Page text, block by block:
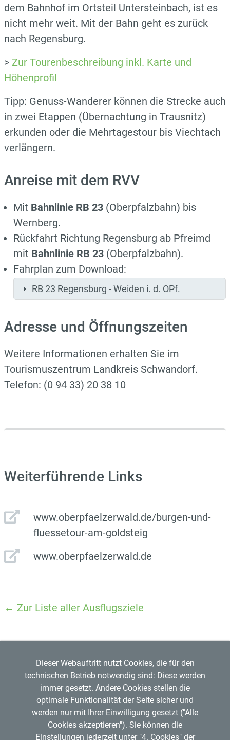
dem Bahnhof im Ortsteil Untersteinbach, ist es
nicht mehr weit. Mit der Bahn geht es zurück
nach Regensburg.
> Zur Tourenbeschreibung inkl. Karte und
Höhenprofil
Tipp: Genuss-Wanderer können die Strecke auch
in zwei Etappen (Übernachtung in Trausnitz)
erkunden oder die Mehrtagestour bis Viechtach
verlängern.
Anreise mit dem RVV
Mit Bahnlinie RB 23 (Oberpfalzbahn) bis
Wernberg.
Rückfahrt Richtung Regensburg ab Pfreimd
mit Bahnlinie RB 23 (Oberpfalzbahn).
Fahrplan zum Download:
RB 23 Regensburg - Weiden i. d. OPf.
Adresse und Öffnungszeiten
Weitere Informationen erhalten Sie im
Tourismus­zentrum Landkreis Schwandorf.
Telefon: (0 94 33) 20 38 10
Weiterführende Links
www.oberpfaelzerwald.de/burgen-und-
fluessetour-am-goldsteig
www.oberpfaelzerwald.de
← Zur Liste aller Ausflugsziele
Regensburger Verkehrsverbund GmbH
VDV
Copyright © 2026 RVV
Dieser Webauftritt nutzt Cookies, die für den
technischen Betrieb notwendig sind: Diese werden
immer gesetzt. Andere Cookies stellen die
optimale Funktionalität der Seite sicher und
werden nur mit Ihrer Einwilligung gesetzt ("Alle
Cookies akzeptieren"). Sie können die
Einstellungen jederzeit unter "4. Cookies" der